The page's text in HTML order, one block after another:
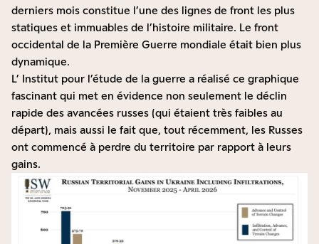
derniers mois constitue l’une des lignes de front les plus
statiques et immuables de l’histoire militaire. Le front
occidental de la Première Guerre mondiale était bien plus
dynamique.
L’ Institut pour l’étude de la guerre a réalisé ce graphique
fascinant qui met en évidence non seulement le déclin
rapide des avancées russes (qui étaient très faibles au
départ), mais aussi le fait que, tout récemment, les Russes
ont commencé à perdre du territoire par rapport à leurs
gains.